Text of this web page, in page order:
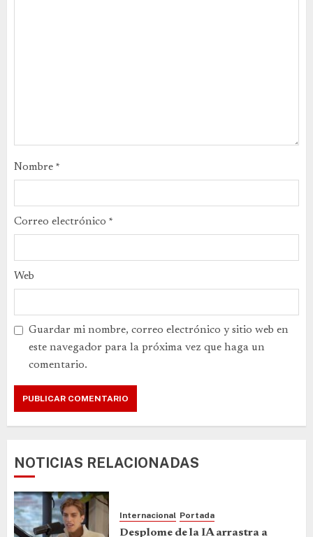
Nombre *
Correo electrónico *
Web
Guardar mi nombre, correo electrónico y sitio web en
este navegador para la próxima vez que haga un
comentario.
NOTICIAS RELACIONADAS
Internacional Portada
Desplome de la IA arrastra a